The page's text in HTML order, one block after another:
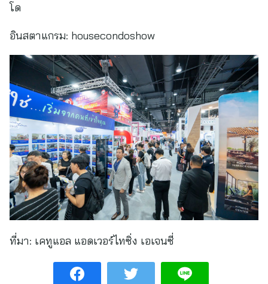
โด
อินสตาแกรม: housecondoshow
ที่มา: เคทูแอล แอดเวอร์ไทซิ่ง เอเจนซี่